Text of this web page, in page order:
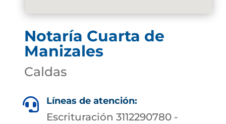
Notaría Cuarta de
Manizales
Caldas
 Líneas de atención:
Escrituración 3112290780 -